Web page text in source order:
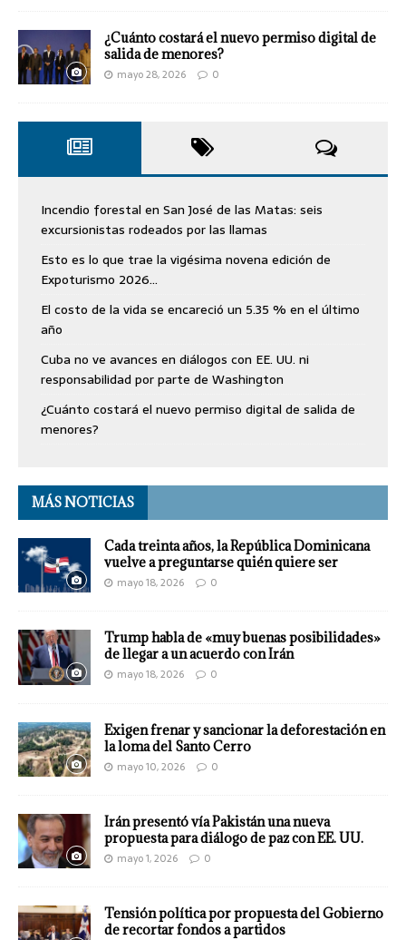
¿Cuánto costará el nuevo permiso digital de
salida de menores?
mayo 28, 2026 0
Incendio forestal en San José de las Matas: seis
excursionistas rodeados por las llamas
Esto es lo que trae la vigésima novena edición de
Expoturismo 2026…
El costo de la vida se encareció un 5.35 % en el último
año
Cuba no ve avances en diálogos con EE. UU. ni
responsabilidad por parte de Washington
¿Cuánto costará el nuevo permiso digital de salida de
menores?
MÁS NOTICIAS
Cada treinta años, la República Dominicana
vuelve a preguntarse quién quiere ser
mayo 18, 2026 0
Trump habla de «muy buenas posibilidades»
de llegar a un acuerdo con Irán
mayo 18, 2026 0
Exigen frenar y sancionar la deforestación en
la loma del Santo Cerro
mayo 10, 2026 0
Irán presentó vía Pakistán una nueva
propuesta para diálogo de paz con EE. UU.
mayo 1, 2026 0
Tensión política por propuesta del Gobierno
de recortar fondos a partidos